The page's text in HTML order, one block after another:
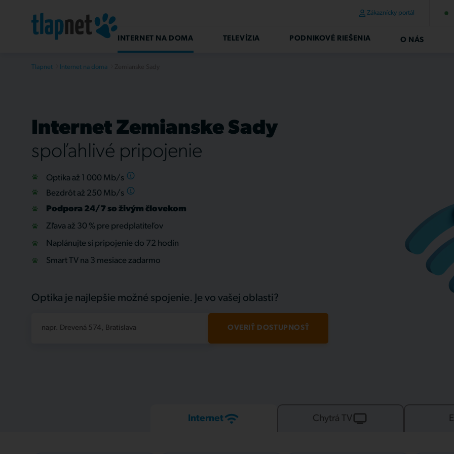
Zákaznícky portál
INTERNET NA DOMA TELEVÍZIA PODNIKOVÉ RIEŠENIA O NÁS
Tlapnet Internet na doma
Internet Zemianske Sady
spoľahlivé pripojenie
Optika až 1 000 Mb/s
Bezdrôt až 250 Mb/s
Podpora 24/7 so živým človekom
Zľava až 30 % pre predplatiteľov
Naplánujte si pripojenie do 72 hodín
Smart TV na 3 mesiace zadarmo
Optika je najlepšie možné spojenie. Je vo vašej oblasti?
napr. Drevená 574, Bratislava OVERIŤ DOSTUPNOSŤ
Internet Chytrá TV